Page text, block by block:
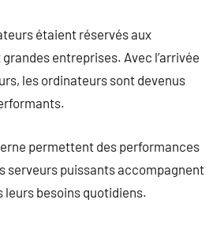
étaient réservés aux
entreprises. Avec l’arrivée
les ordinateurs sont devenus
permettent des performances
serveurs puissants accompagnent
leurs besoins quotidiens.